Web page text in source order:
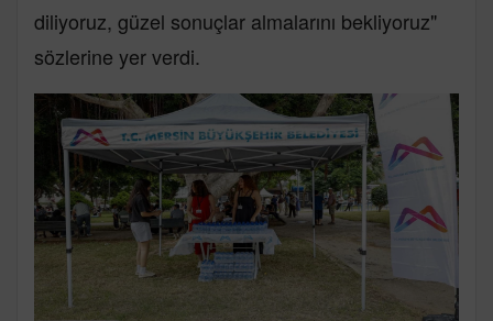
diliyoruz, güzel sonuçlar almalarını bekliyoruz"
sözlerine yer verdi.